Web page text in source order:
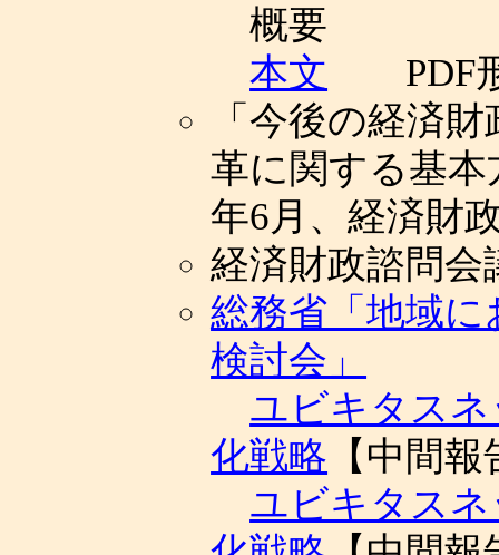
概要
本文 PDF
「今後の経済
革に関する基本
年6月、経済財
経済財政諮問会
総務省「地域
検討会」
ユビキタス
化戦略 【中間
ユビキタス